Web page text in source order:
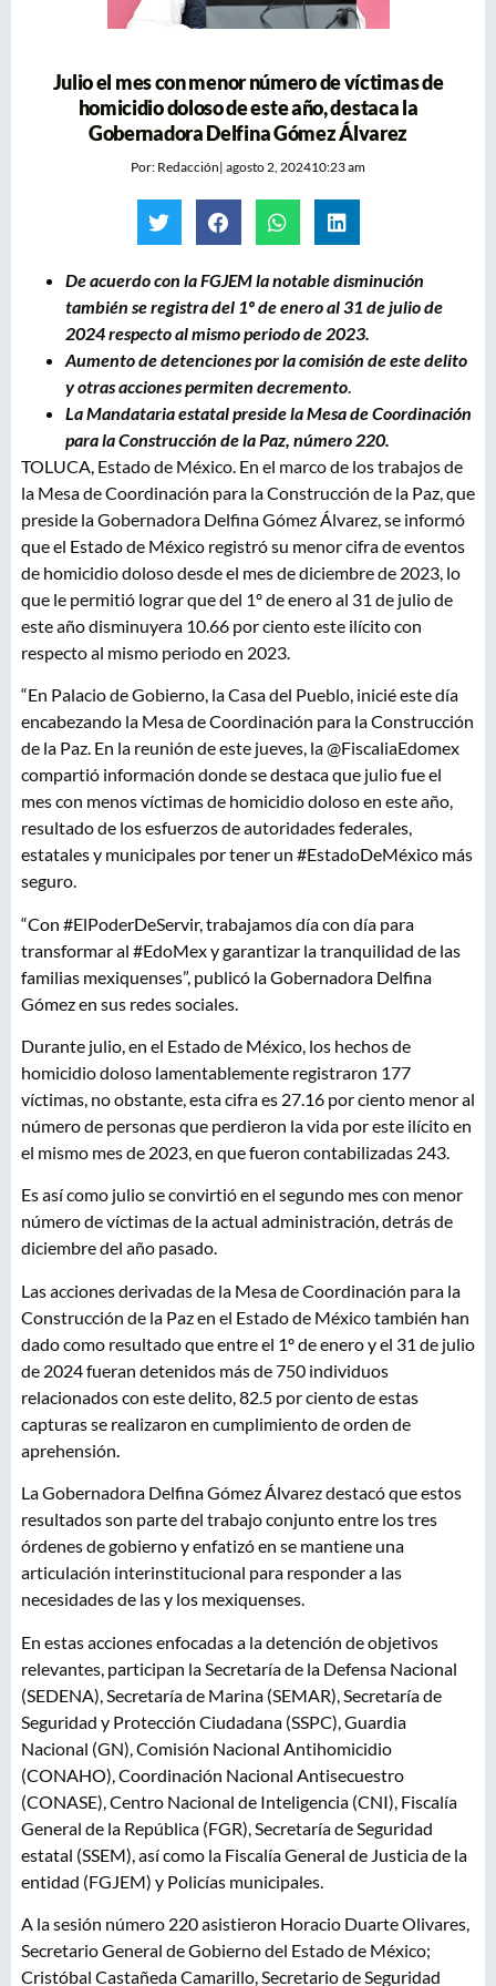
Julio el mes con menor número de víctimas de
homicidio doloso de este año, destaca la
Gobernadora Delfina Gómez Álvarez
Por: Redacción| agosto 2, 202410:23 am
De acuerdo con la FGJEM la notable disminución
también se registra del 1º de enero al 31 de julio de
2024 respecto al mismo periodo de 2023.
Aumento de detenciones por la comisión de este delito
y otras acciones permiten decremento
La Mandataria estatal preside la Mesa de Coordinación
para la Construcción de la Paz, número 220.
TOLUCA, Estado de México. En el marco de los trabajos de
la Mesa de Coordinación para la Construcción de la Paz, que
preside la Gobernadora Delfina Gómez Álvarez, se informó
que el Estado de México registró su menor cifra de eventos
de homicidio doloso desde el mes de diciembre de 2023, lo
que le permitió lograr que del 1º de enero al 31 de julio de
este año disminuyera 10.66 por ciento este ilícito con
respecto al mismo periodo en 2023.
“En Palacio de Gobierno, la Casa del Pueblo, inicié este día
encabezando la Mesa de Coordinación para la Construcción
de la Paz. En la reunión de este jueves, la @FiscaliaEdomex
compartió información donde se destaca que julio fue el
mes con menos víctimas de homicidio doloso en este año,
resultado de los esfuerzos de autoridades federales,
estatales y municipales por tener un #EstadoDeMéxico más
seguro.
“Con #ElPoderDeServir, trabajamos día con día para
transformar al #EdoMex y garantizar la tranquilidad de las
familias mexiquenses”, publicó la Gobernadora Delfina
Gómez en sus redes sociales.
Durante julio, en el Estado de México, los hechos de
homicidio doloso lamentablemente registraron 177
víctimas, no obstante, esta cifra es 27.16 por ciento menor al
número de personas que perdieron la vida por este ilícito en
el mismo mes de 2023, en que fueron contabilizadas 243.
Es así como julio se convirtió en el segundo mes con menor
número de víctimas de la actual administración, detrás de
diciembre del año pasado.
Las acciones derivadas de la Mesa de Coordinación para la
Construcción de la Paz en el Estado de México también han
dado como resultado que entre el 1º de enero y el 31 de julio
de 2024 fueran detenidos más de 750 individuos
relacionados con este delito, 82.5 por ciento de estas
capturas se realizaron en cumplimiento de orden de
aprehensión.
La Gobernadora Delfina Gómez Álvarez destacó que estos
resultados son parte del trabajo conjunto entre los tres
órdenes de gobierno y enfatizó en se mantiene una
articulación interinstitucional para responder a las
necesidades de las y los mexiquenses.
En estas acciones enfocadas a la detención de objetivos
relevantes, participan la Secretaría de la Defensa Nacional
(SEDENA), Secretaría de Marina (SEMAR), Secretaría de
Seguridad y Protección Ciudadana (SSPC), Guardia
Nacional (GN), Comisión Nacional Antihomicidio
(CONAHO), Coordinación Nacional Antisecuestro
(CONASE), Centro Nacional de Inteligencia (CNI), Fiscalía
General de la República (FGR), Secretaría de Seguridad
estatal (SSEM), así como la Fiscalía General de Justicia de la
entidad (FGJEM) y Policías municipales.
A la sesión número 220 asistieron Horacio Duarte Olivares,
Secretario General de Gobierno del Estado de México;
Cristóbal Castañeda Camarillo, Secretario de Seguridad